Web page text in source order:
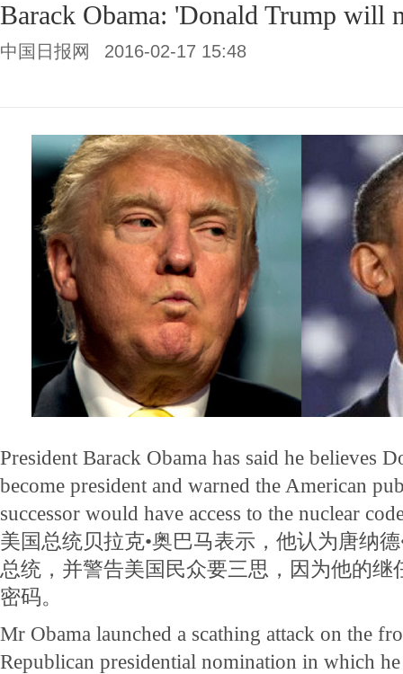
Barack Obama: 'Donald Trump will
中国日报网 2016-02-17 15:48
President Barack Obama has said he believes
become president and warned the American
successor would have access to the nuclear
美国总统贝拉克•奥巴马表示，他认为唐纳
总统，并警告美国民众要三思，因为他的继
密码。
Mr Obama launched a scathing attack on the
Republican presidential nomination in which